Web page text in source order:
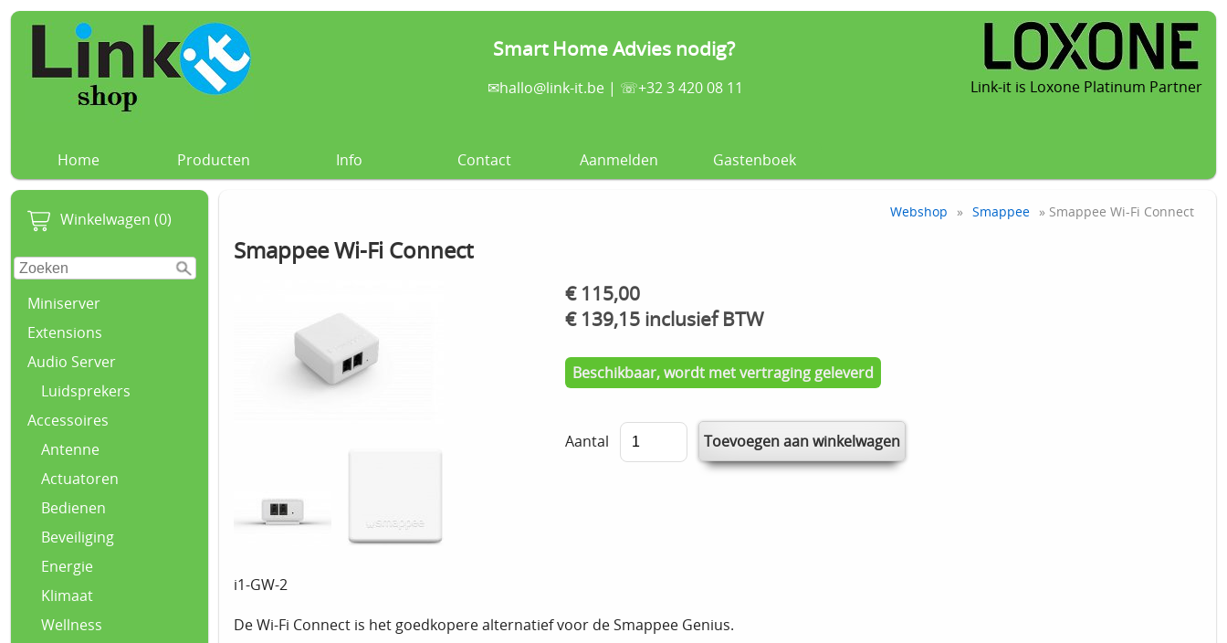
Smart Home Advies nodig?
✉hallo@link-it.be | ☏+32 3 420 08 11 Link-it is Loxone Platinum Partner
Home Producten Info Contact Aanmelden Gastenboek
Winkelwagen (0)
Miniserver
Extensions
Audio Server
Luidsprekers
Accessoires
Antenne
Actuatoren
Bedienen
Beveiliging
Energie
Klimaat
Wellness
Webshop » Smappee » Smappee Wi-Fi Connect
Smappee Wi-Fi Connect
€ 115,00
€ 139,15 inclusief BTW
Beschikbaar, wordt met vertraging geleverd
Aantal
i1-GW-2
De Wi-Fi Connect is het goedkopere alternatief voor de Smappee Genius.